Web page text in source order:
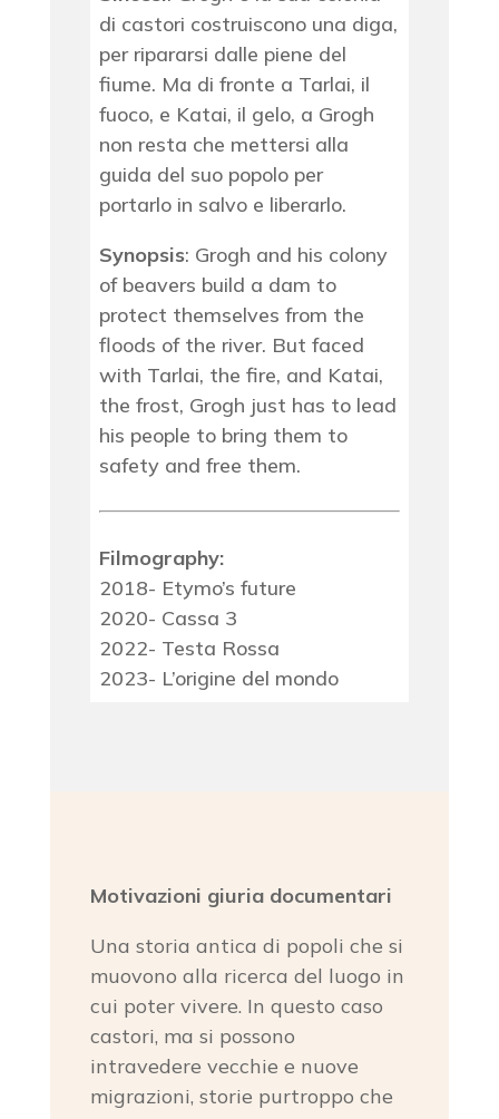
di castori costruiscono una diga,
per ripararsi dalle piene del
fiume. Ma di fronte a Tarlai, il
fuoco, e Katai, il gelo, a Grogh
non resta che mettersi alla
guida del suo popolo per
portarlo in salvo e liberarlo.
Synopsis: Grogh and his colony
of beavers build a dam to
protect themselves from the
floods of the river. But faced
with Tarlai, the fire, and Katai,
the frost, Grogh just has to lead
his people to bring them to
safety and free them.
Filmography:
2018- Etymo’s future
2020- Cassa 3
2022- Testa Rossa
2023- L’origine del mondo
Motivazioni giuria documentari
Una storia antica di popoli che si
muovono alla ricerca del luogo in
cui poter vivere. In questo caso
castori, ma si possono
intravedere vecchie e nuove
migrazioni, storie purtroppo che